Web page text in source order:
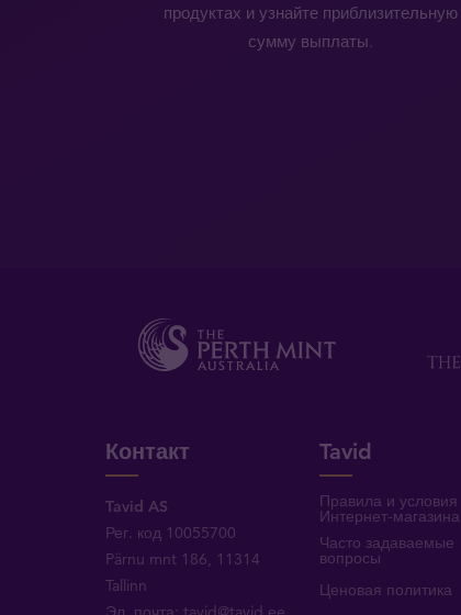
продуктах и узнайте приблизительную
сумму выплаты.
Контакт
Tavid AS
Рег. код 10055700
Pärnu mnt 186, 11314
Tallinn
Tavid
Правила и условия
Интернет-магазина
Часто задаваемые
вопросы
Ценовая политика